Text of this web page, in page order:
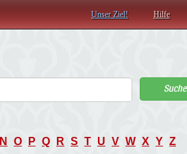
Unser Ziel! Hilfe
Suche
N O P Q R S T U V W X Y Z